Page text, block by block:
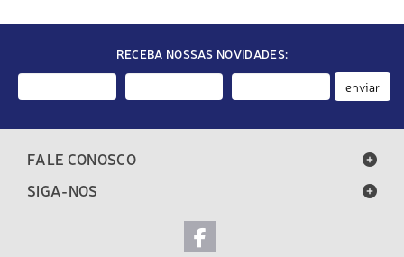
RECEBA NOSSAS NOVIDADES:
enviar
FALE CONOSCO
SIGA-NOS